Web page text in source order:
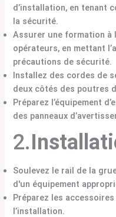
d’installation, en tenant
la sécurité.
Assurer une formation
opérateurs, en mettant
précautions de sécurité.
Installez des cordes de
deux côtés des poutres
Préparez l’équipement
des panneaux
2.
Soulevez le rail de la
d'un équipement
Préparez les
l’installation.